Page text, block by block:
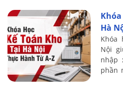
hiểu
Khóa Học Kế Toán Kho Tại
Hà
Khóa
Nội
nhập
phần